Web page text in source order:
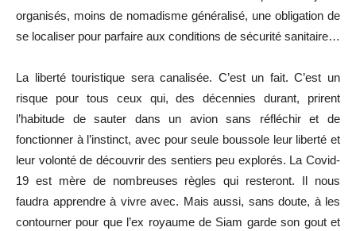
organisés, moins de nomadisme généralisé, une obligation de
se localiser pour parfaire aux conditions de sécurité sanitaire…
La liberté touristique sera canalisée. C’est un fait. C’est un
risque pour tous ceux qui, des décennies durant, prirent
l’habitude de sauter dans un avion sans réfléchir et de
fonctionner à l’instinct, avec pour seule boussole leur liberté et
leur volonté de découvrir des sentiers peu explorés. La Covid-
19 est mère de nombreuses règles qui resteront. Il nous
faudra apprendre à vivre avec. Mais aussi, sans doute, à les
contourner pour que l’ex royaume de Siam garde son gout et